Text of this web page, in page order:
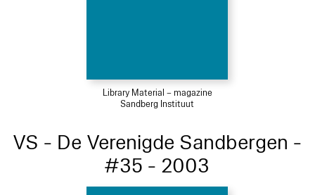
Library Material – magazine
Sandberg Instituut
VS - De Verenigde Sandbergen -
#35 - 2003